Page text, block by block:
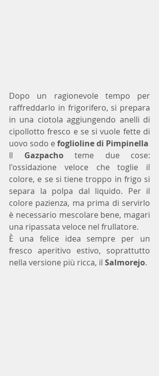
Dopo un ragionevole tempo per
raffreddarlo in frigorifero, si prepara
in una ciotola aggiungendo anelli di
cipollotto fresco e se si vuole fette di
uovo sodo e foglioline di Pimpinella
Il Gazpacho teme due cose:
l'ossidazione veloce che toglie il
colore, e se si tiene troppo in frigo si
separa la polpa dal liquido. Per il
colore pazienza, ma prima di servirlo
è necessario mescolare bene, magari
una ripassata veloce nel frullatore.
È una felice idea sempre per un
fresco aperitivo estivo, soprattutto
nella versione più ricca, il Salmorejo.